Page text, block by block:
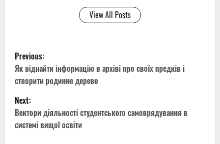
View All Posts
P
o
s
t
n
Previous:
Як віднайти інформацію в архіві про своїх предків і
створити родинне дерево
Next:
Вектори діяльності студентського самоврядування в
системі вищої освіти